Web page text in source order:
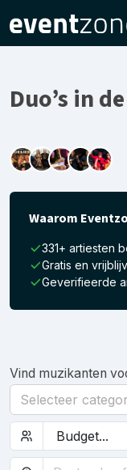
Duo’s in
Waarom
331+ artiesten
Gratis en
Geverifieerde
Vind muzikanten
Selecteer